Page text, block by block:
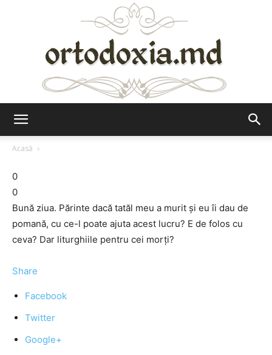
Acasă
0
0
Bună ziua. Părinte dacă tatăl meu a murit și eu îi dau de
pomană, cu ce-l poate ajuta acest lucru? E de folos cu
ceva? Dar liturghiile pentru cei morți?
Share
Facebook
Twitter
Google+